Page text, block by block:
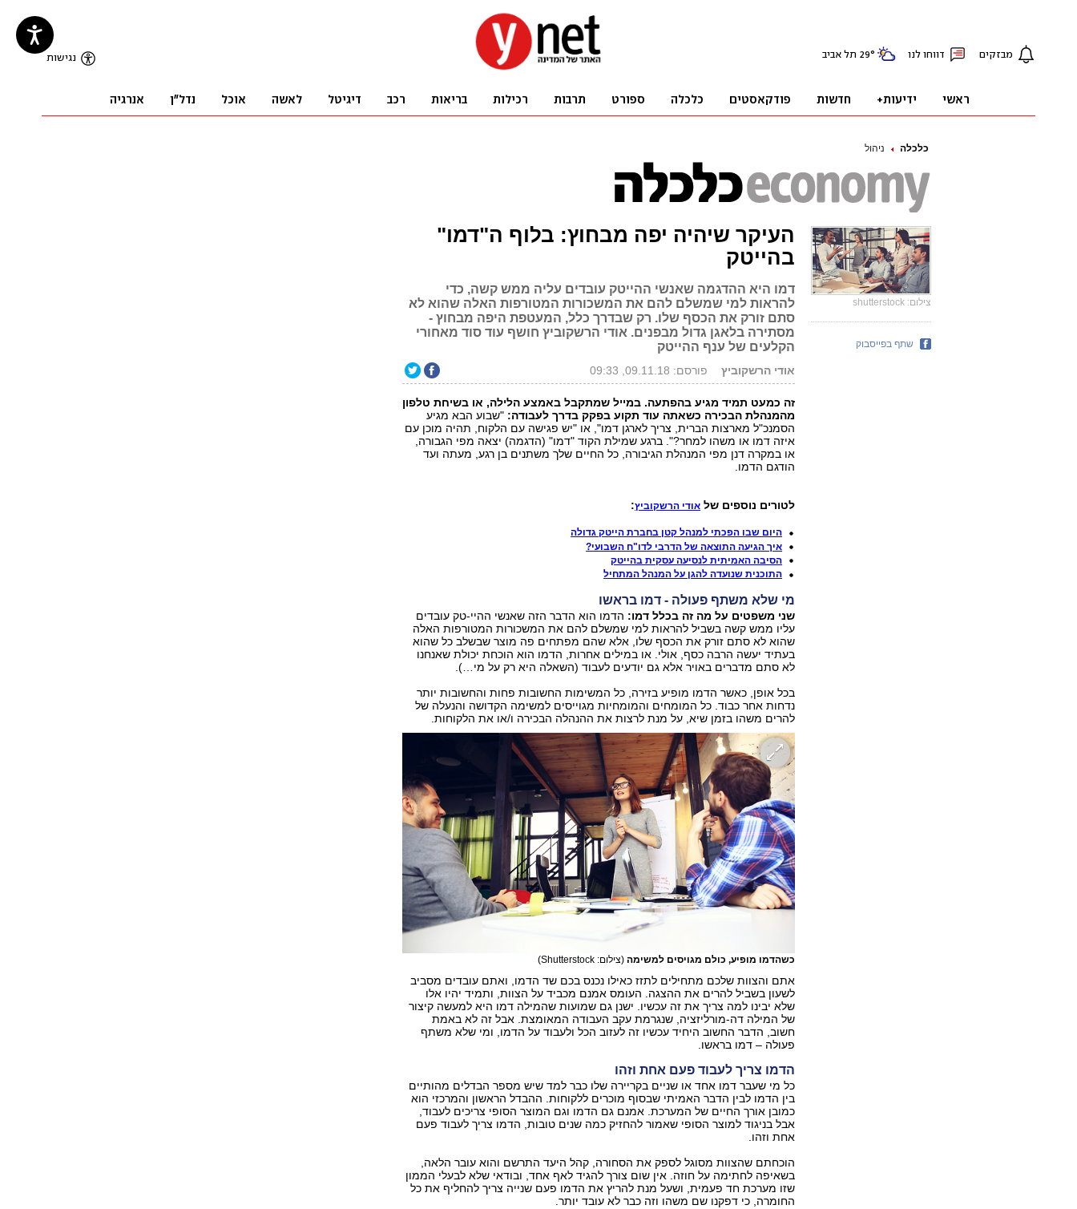
כלכלה ניהול
העיקר שיהיה יפה מבחוץ: בלוף ה"דמו"
בהייטק
דמו היא ההדגמה שאנשי ההייטק עובדים עליה ממש קשה, כדי
להראות למי שמשלם להם את המשכורות המטורפות האלה שהוא לא
סתם זורק את הכסף שלו. רק שבדרך כלל, המעטפת היפה מבחוץ -
מסתירה בלאגן גדול מבפנים. אודי הרשקוביץ חושף עוד סוד מאחורי
הקלעים של ענף ההייטק
אודי הרשקוביץ פורסם: 09.11.18, 09:33
זה כמעט תמיד מגיע בהפתעה. במייל שמתקבל באמצע הלילה, או בשיחת טלפון
מהמנהלת הבכירה כשאתה עוד תקוע בפקק בדרך לעבודה: "שבוע הבא מגיע
הסמנכ"ל מארצות הברית, צריך לארגן דמו", או "יש פגישה עם הלקוח, תהיה מוכן עם
איזה דמו או משהו למחר?". ברגע שמילת הקוד "דמו" (הדגמה) יצאה מפי הגבורה,
או במקרה דנן מפי המנהלת הגיבורה, כל החיים שלך משתנים בן רגע, מעתה ועד
הודגם הדמו.
לטורים נוספים של אודי הרשקוביץ:
היום שבו הפכתי למנהל קטן בחברת הייטק גדולה
איך הגיעה התוצאה של הדרבי לדו"ח השבועי?
הסיבה האמיתית לנסיעה עסקית בהייטק
התוכנית שנועדה להגן על המנהל המתחיל
מי שלא משתף פעולה - דמו בראשו
שני משפטים על מה זה בכלל דמו: הדמו הוא הדבר הזה שאנשי ההיי-טק עובדים
עליו ממש קשה בשביל להראות למי שמשלם להם את המשכורות המטורפות האלה
שהוא לא סתם זורק את הכסף שלו, אלא שהם מפתחים פה מוצר שבשלב כל שהוא
בעתיד יעשה הרבה כסף, אולי. או במילים אחרות, הדמו הוא הוכחת יכולת שאנחנו
לא סתם מדברים באויר אלא גם יודעים לעבוד (השאלה היא רק על מי…).
בכל אופן, כאשר הדמו מופיע בזירה, כל המשימות החשובות פחות והחשובות יותר
נדחות אחר כבוד. כל המומחים והמומחיות מגוייסים למשימה הקדושה והנעלה של
להרים משהו בזמן שיא, על מנת לרצות את ההנהלה הבכירה ו/או את הלקוחות.
כשהדמו מופיע, כולם מגויסים למשימה (צילום: Shutterstock)
אתם והצוות שלכם מתחילים לתזז כאילו נכנס בכם שד הדמו, ואתם עובדים מסביב
לשעון בשביל להרים את ההצגה. העומס אמנם מכביד על הצוות, ותמיד יהיו אלו
שלא יבינו למה צריך את זה עכשיו. ישנן גם שמועות שהמילה דמו היא למעשה קיצור
של המילה דה-מורליזציה, שנגרמת עקב העבודה המאומצת. אבל זה לא באמת
חשוב, הדבר החשוב היחיד עכשיו זה לעזוב הכל ולעבוד על הדמו, ומי שלא משתף
פעולה – דמו בראשו.
הדמו צריך לעבוד פעם אחת וזהו
כל מי שעבר דמו אחד או שניים בקריירה שלו כבר למד שיש מספר הבדלים מהותיים
בין הדמו לבין הדבר האמיתי שבסוף מוכרים ללקוחות. ההבדל הראשון והמרכזי הוא
כמובן אורך החיים של המערכת. אמנם גם הדמו וגם המוצר הסופי צריכים לעבוד,
אבל בניגוד למוצר הסופי שאמור להחזיק כמה שנים טובות, הדמו צריך לעבוד פעם
אחת וזהו.
הוכחתם שהצוות מסוגל לספק את הסחורה, קהל היעד התרשם והוא עובר הלאה,
בשאיפה לחתימה על חוזה. אין שום צורך להגיד לאף אחד, ובודאי שלא לבעלי הממון
שזו מערכת חד פעמית, ושעל מנת להריץ את הדמו פעם שנייה צריך להחליף את כל
החומרה, כי דפקנו שם משהו וזה כבר לא עובד יותר.
צילום: shutterstock
שתף בפייסבוק